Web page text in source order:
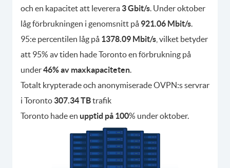
och en kapacitet att leverera 3 Gbit/s. Under oktober
låg förbrukningen i genomsnitt på 921.06 Mbit/s.
95:e percentilen låg på 1378.09 Mbit/s , vilket betyder
att 95% av tiden hade Toronto en förbrukning på
under46% av maxkapaciteten.
Totalt krypterade och anonymiserade OVPN:s servrar
i Toronto 307.34 TBtrafik
Toronto hade en upptid på 100% under oktober.